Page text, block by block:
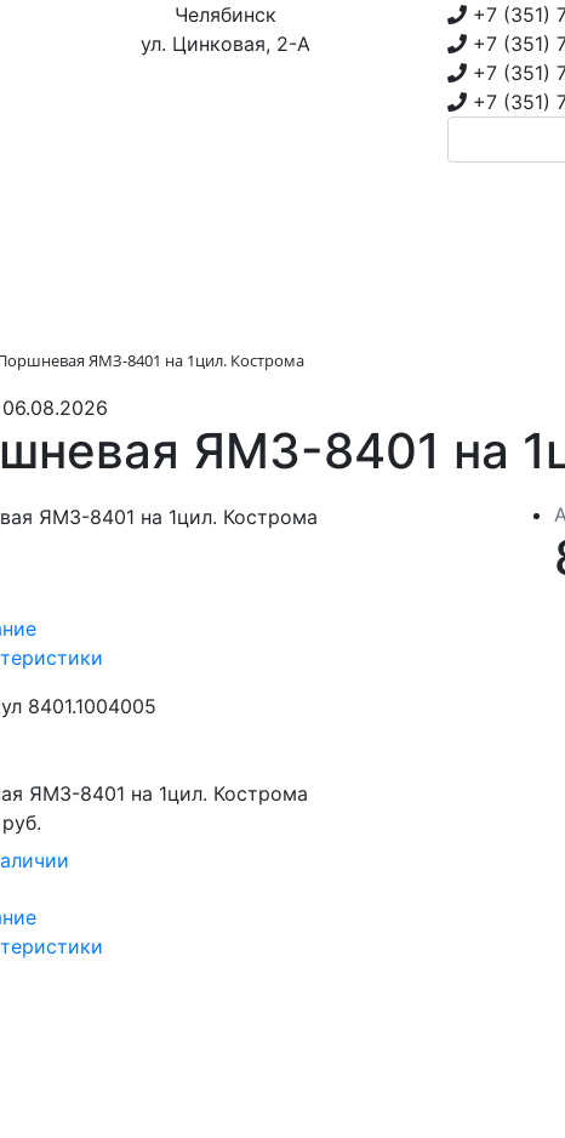
Челябинск
ул. Цинковая, 2-А
+7 (351)
+7 (351)
+7 (351)
+7 (351)
ЯМЗ-8401 на 1цил. Кострома
ЯМЗ-8401 на
8401.1004005
ЯМЗ-8401 на 1цил. Кострома